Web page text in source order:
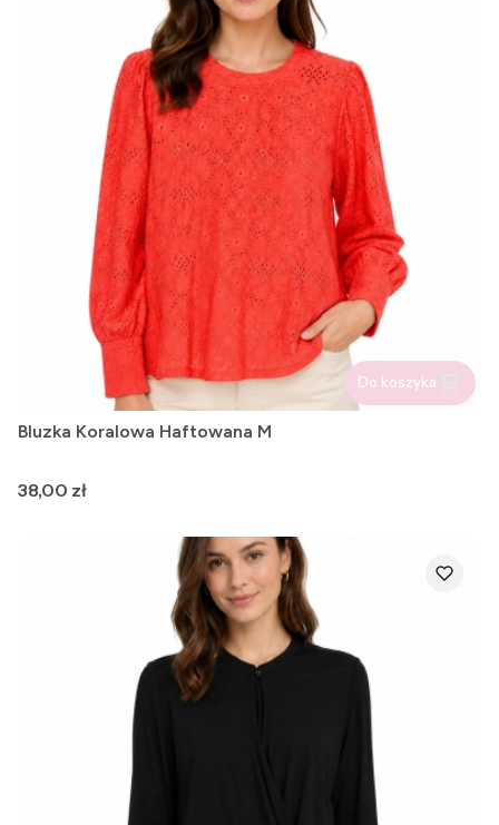
Do koszyka
Bluzka Koralowa Haftowana M
Cena
38,00 zł